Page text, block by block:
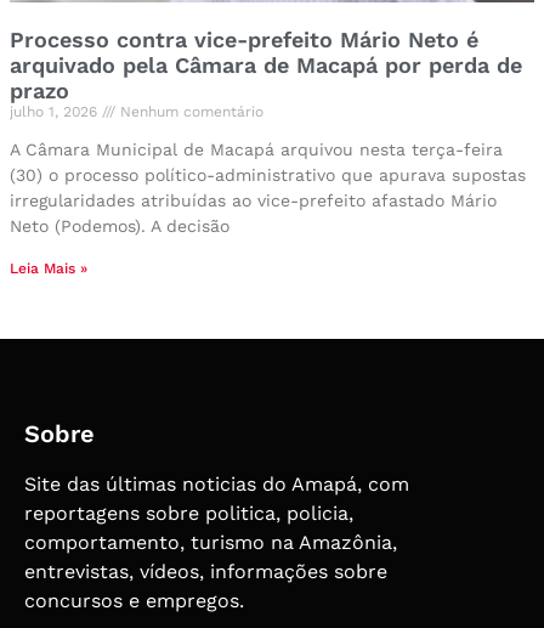
Processo contra vice-prefeito Mário Neto é
arquivado pela Câmara de Macapá por perda de
prazo
julho 1, 2026 Nenhum comentário
A Câmara Municipal de Macapá arquivou nesta terça-feira
(30) o processo político-administrativo que apurava supostas
irregularidades atribuídas ao vice-prefeito afastado Mário
Neto (Podemos). A decisão
Leia Mais »
Sobre
Site das últimas noticias do Amapá, com
reportagens sobre politica, policia,
comportamento, turismo na Amazônia,
entrevistas, vídeos, informações sobre
concursos e empregos.